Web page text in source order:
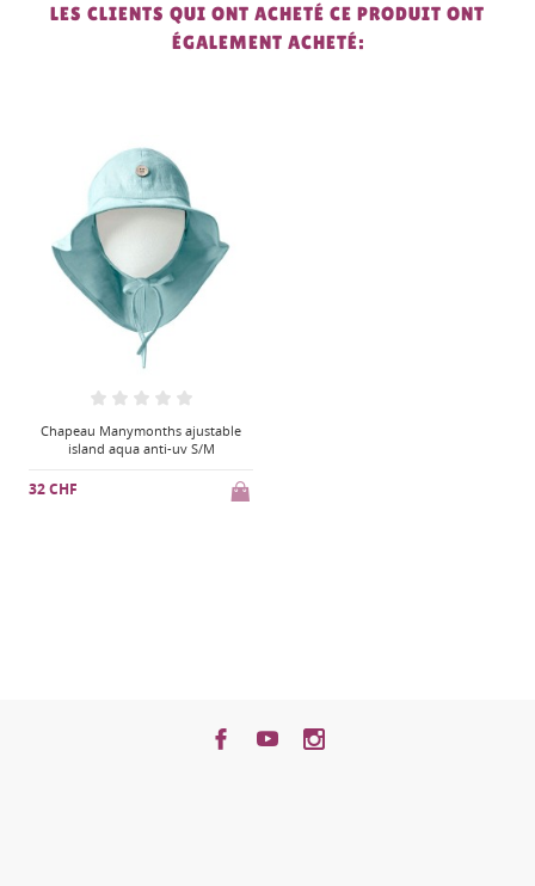
LES CLIENTS QUI ONT ACHETÉ CE PRODUIT ONT
ÉGALEMENT ACHETÉ:
Chapeau Manymonths ajustable
island aqua anti-uv S/M
32 CHF